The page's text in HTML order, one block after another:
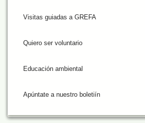
Visitas guiadas a GREFA
Quiero ser voluntario
Educación ambiental
Apúntate a nuestro boletiín